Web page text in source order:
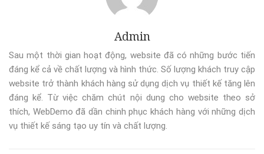
Admin
Sau một thời gian hoạt động, website đã có những bước tiến
đáng kể cả về chất lượng và hình thức. Số lượng khách truy cập
website trở thành khách hàng sử dụng dịch vụ thiết kế tăng lên
đáng kể. Từ việc chăm chút nội dung cho website theo sở
thích, WebDemo đã dần chinh phục khách hàng với những dịch
vụ thiết kế sáng tạo uy tín và chất lượng.